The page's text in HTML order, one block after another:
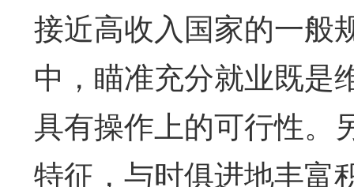
接近高收入国家的一般
中，瞄准充分就业既是
具有操作上的可行性。
特征，与时俱进地丰富